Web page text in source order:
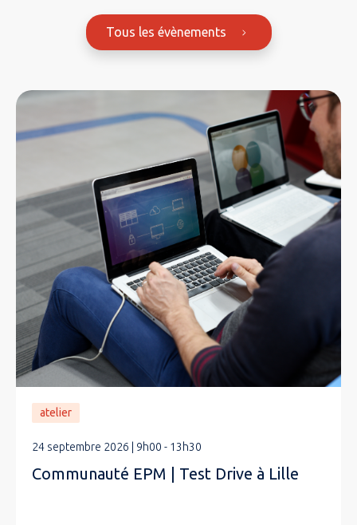
Tous les évènements
atelier
24 septembre 2026 | 9h00 - 13h30
Communauté EPM | Test Drive à Lille